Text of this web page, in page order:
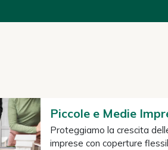
Piccole e Medie
Proteggiamo la crescita
imprese con coperture